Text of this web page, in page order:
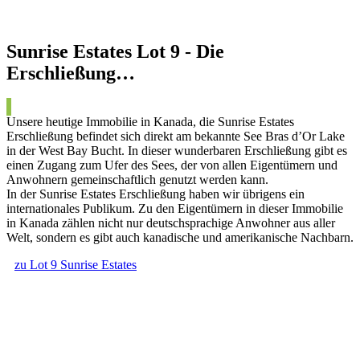
Sunrise Estates Lot 9 - Die
Erschließung…
Unsere heutige Immobilie in Kanada, die Sunrise Estates
Erschließung befindet sich direkt am bekannte See Bras d’Or Lake
in der West Bay Bucht. In dieser wunderbaren Erschließung gibt es
einen Zugang zum Ufer des Sees, der von allen Eigentümern und
Anwohnern gemeinschaftlich genutzt werden kann.
In der Sunrise Estates Erschließung haben wir übrigens ein
internationales Publikum. Zu den Eigentümern in dieser Immobilie
in Kanada zählen nicht nur deutschsprachige Anwohner aus aller
Welt, sondern es gibt auch kanadische und amerikanische Nachbarn.
zu Lot 9 Sunrise Estates